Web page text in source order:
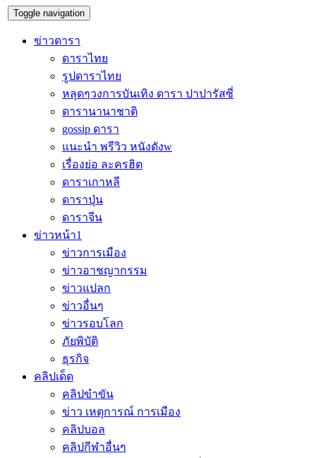
Toggle navigation
ข่าวดารา
ดาราไทย
รูปดาราไทย
หลุดๆวงการบันเทิง ดารา ปาปารัสซี่
ดารานานาชาติ
gossip ดารา
แนะนำ พรีวิว หนังดังw
เรื่องย่อ ละครฮิต
ดาราเกาหลี
ดาราปุ่น
ดาราจีน
ข่าวหน้า1
ข่าวการเมือง
ข่าวอาชญากรรม
ข่าวแปลก
ข่าวอื่นๆ
ข่าวรอบโลก
ภัยพิบัติ
ธุรกิจ
คลิปเด็ด
คลิปขำขัน
ข่าว เหตุการณ์ การเมือง
คลิปบอล
คลิปกีฬาอื่นๆ